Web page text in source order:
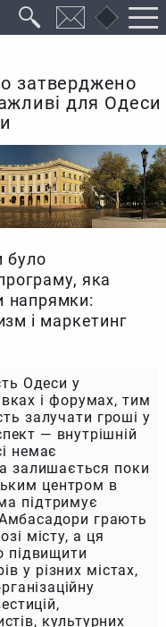
затверджено
для Одеси
було
яка
напрямки:
і маркетинг
Одеси у
і форумах, тим
залучати гроші у
— внутрішній
немає
залишається поки
центром в
підтримує
грають
місту, а ця
підвищити
у різних містах,
культурних